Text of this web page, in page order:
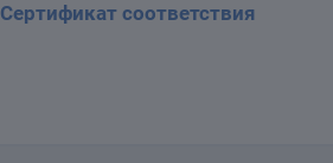
Сертификат соответствия